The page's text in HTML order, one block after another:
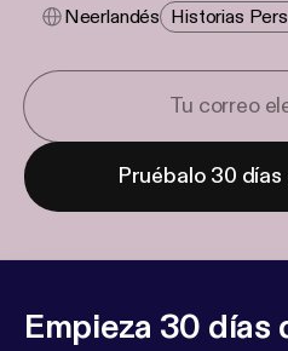
Neerlandés Historias
Pruébalo 30
Empieza 30 días